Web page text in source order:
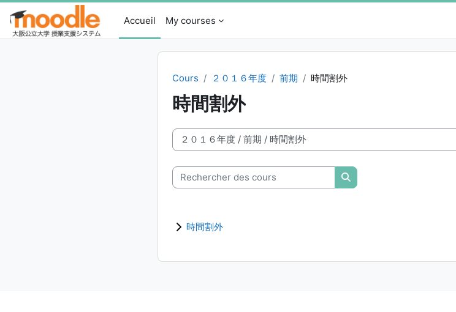
Passer au contenu principal
Accueil
My courses
Cours ２０１６年度 前期 時間割外
時間割外
Catégories de cours
Rechercher des cours
Rechercher des cours
時間割外